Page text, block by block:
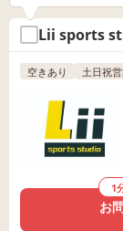
Lii sports
空きあり 土日祝
1
お